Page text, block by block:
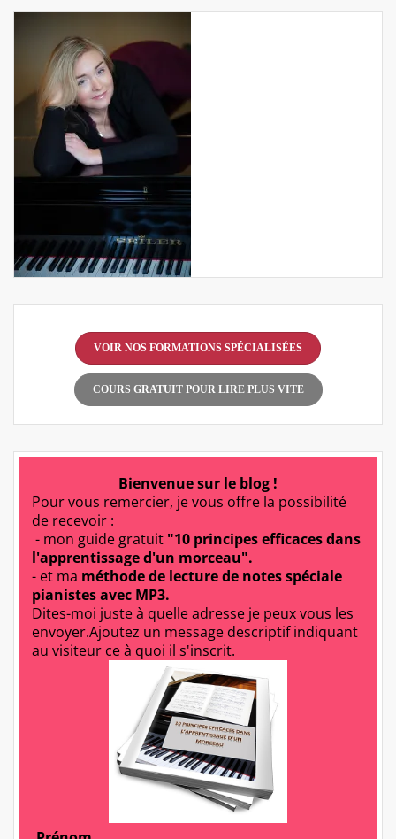
VOIR NOS FORMATIONS SPÉCIALISÉES
COURS GRATUIT POUR LIRE PLUS VITE